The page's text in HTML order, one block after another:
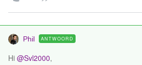
Phil ANTWOORD
Hi @Svl2000,